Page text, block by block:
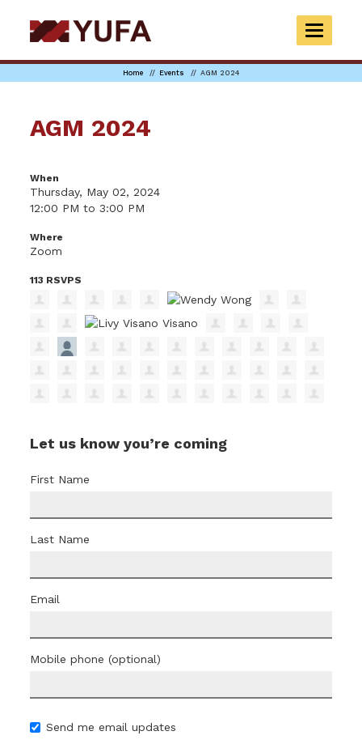
to
main
TOGGLE
Home Events AGM 2024
AGM 2024
When
Thursday, May 02, 2024
12:00 PM to 3:00 PM
Where
Zoom
113 RSVPS
Let us know you’re coming
First Name
Last Name
Email
Mobile phone (optional)
Send me email updates